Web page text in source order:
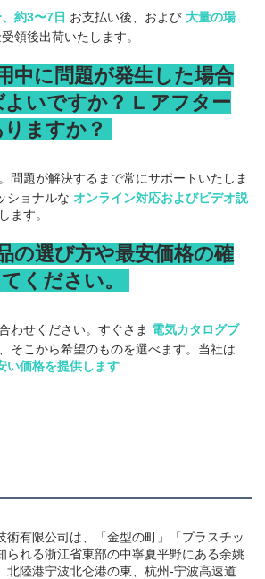
約3〜7日 お支払い後、および 大量の場
領後出荷いたします。
中に問題が発生した場合
いですか？ L アフター
ますか？
問題が解決するまで常にサポートいたしま
ショナルな オンライン対応およびビデオ説
ます。
の選び方や最安価格の確
ください。
わせください。すぐさま 電気カタログブ
い価格を提供します
術有限公司は、「金型の町」「プラスチッ
られる浙江省東部の中寧夏平野にある余姚
北陸港宁波北仑港の東、杭州-宁波高速道